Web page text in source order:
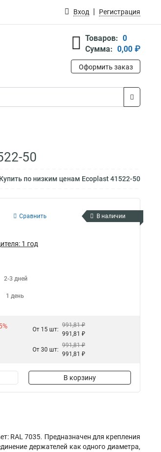
Вход Регистрация
Товаров: 0
Сумма: 0,00 ₽
Оформить заказ
50
Купить по низким ценам Ecoplast 41522-50
Сравнить В наличии
1 год
2-3 дней
1 день
От 15 шт:
991,81 ₽
991,81 ₽
От 30 шт:
991,81 ₽
991,81 ₽
В корзину
RAL 7035. Предназначен для крепления
держателей как одного диаметра,